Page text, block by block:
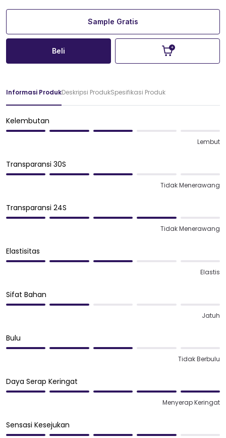
Sample Gratis
Beli
Informasi ProdukDeskripsi ProdukSpesifikasi Produk
Kelembutan
Lembut
Transparansi 30S
Tidak Menerawang
Transparansi 24S
Tidak Menerawang
Elastisitas
Elastis
Sifat Bahan
Jatuh
Bulu
Tidak Berbulu
Daya Serap Keringat
Menyerap Keringat
Sensasi Kesejukan